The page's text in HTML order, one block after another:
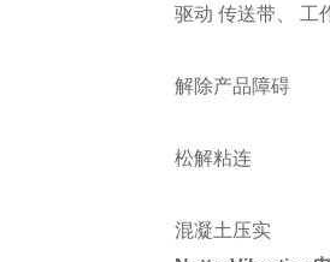
驱动 传送带、 工
解除产品障碍
松解粘连
混凝土压实